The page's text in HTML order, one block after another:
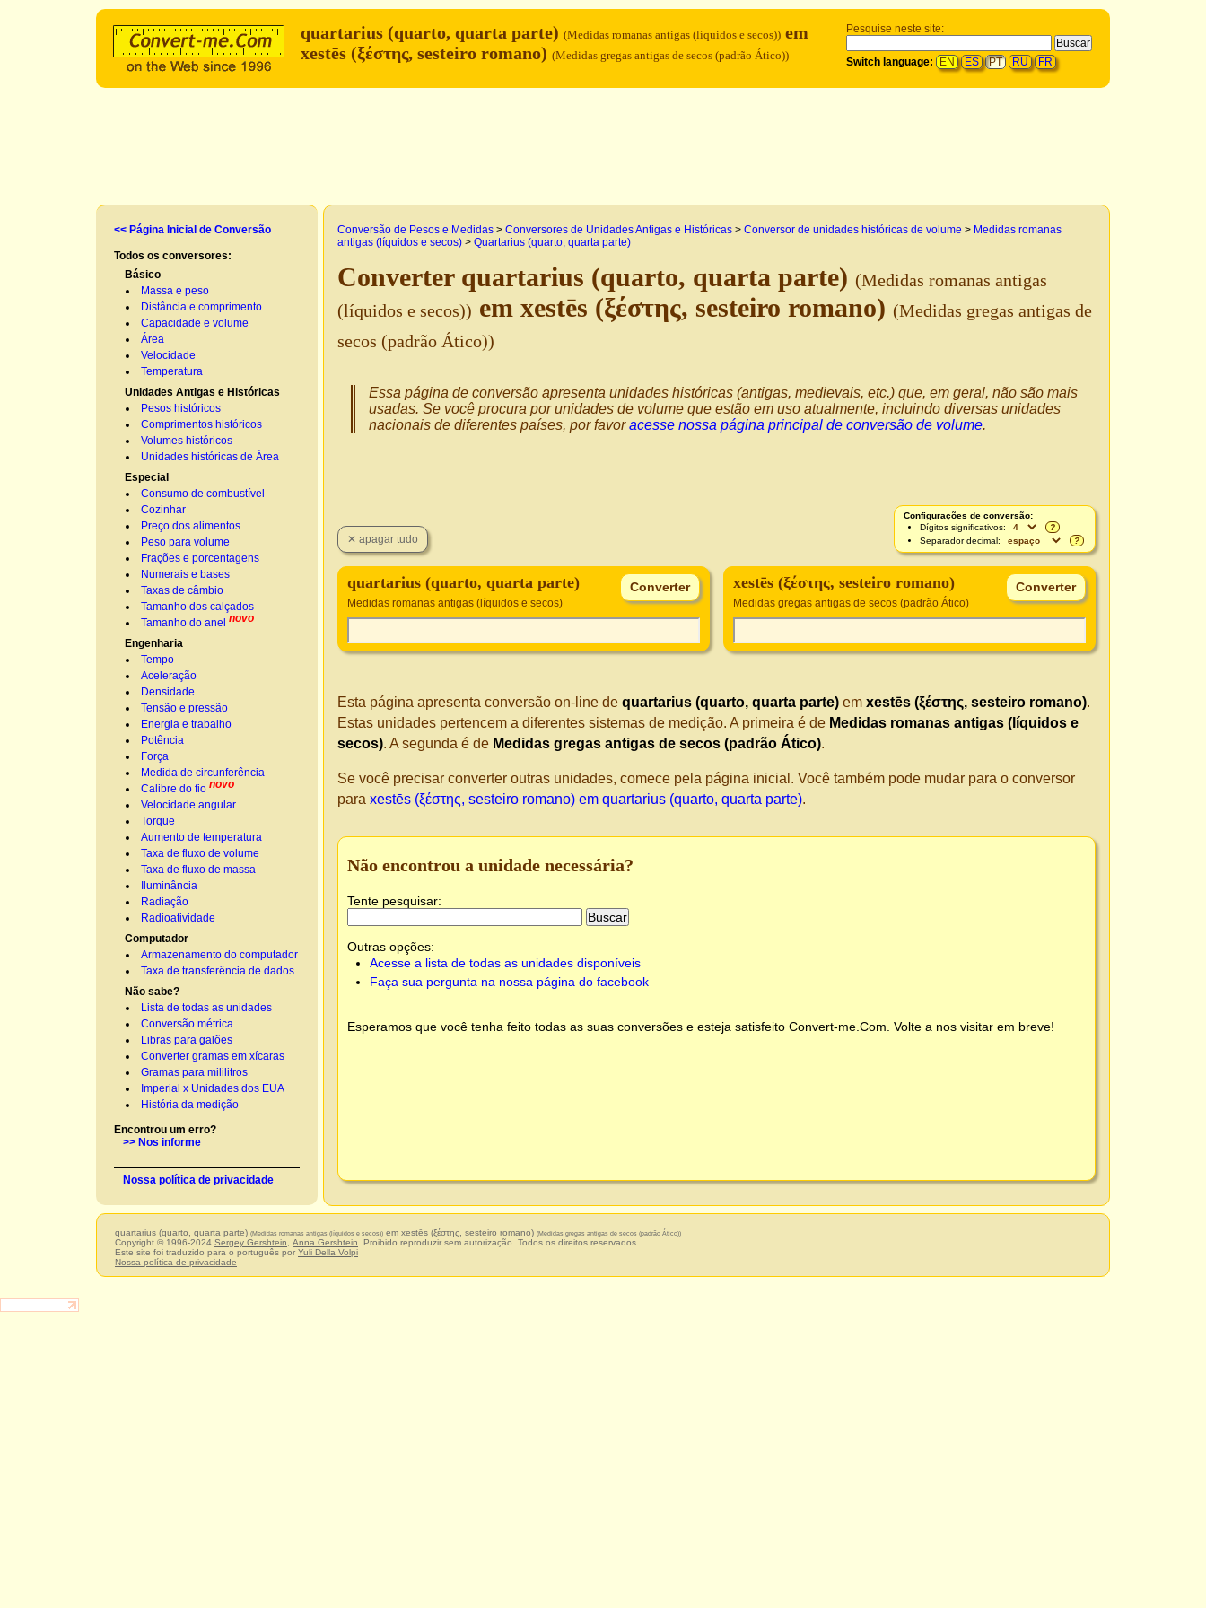
Pesquise neste site:
Switch language: EN ES PT RU FR
quartarius (quarto, quarta parte) (Medidas romanas antigas (líquidos e secos)) em
xestēs (ξέστης, sesteiro romano) (Medidas gregas antigas de secos (padrão Ático))
<< Página Inicial de Conversão
Todos os conversores:
Básico
Massa e peso
Distância e comprimento
Capacidade e volume
Área
Velocidade
Temperatura
Unidades Antigas e Históricas
Pesos históricos
Comprimentos históricos
Volumes históricos
Unidades históricas de Área
Especial
Consumo de combustível
Cozinhar
Preço dos alimentos
Peso para volume
Frações e porcentagens
Numerais e bases
Taxas de câmbio
Tamanho dos calçados
Tamanho do anel novo
Engenharia
Tempo
Aceleração
Densidade
Tensão e pressão
Energia e trabalho
Potência
Força
Medida de circunferência
Calibre do fio novo
Velocidade angular
Torque
Aumento de temperatura
Taxa de fluxo de volume
Taxa de fluxo de massa
Iluminância
Radiação
Radioatividade
Computador
Armazenamento do computador
Taxa de transferência de dados
Não sabe?
Lista de todas as unidades
Conversão métrica
Libras para galões
Converter gramas em xícaras
Gramas para mililitros
Imperial x Unidades dos EUA
História da medição
Encontrou um erro?
>> Nos informe
Nossa política de privacidade
Conversão de Pesos e Medidas > Conversores de Unidades Antigas e Históricas > Conversor de unidades históricas de volume > Medidas romanas
antigas (líquidos e secos) > Quartarius (quarto, quarta parte)
Converter quartarius (quarto, quarta parte) (Medidas romanas antigas
(líquidos e secos)) em xestēs (ξέστης, sesteiro romano) (Medidas gregas antigas de
secos (padrão Ático))
Essa página de conversão apresenta unidades históricas (antigas, medievais, etc.) que, em geral, não são mais
usadas. Se você procura por unidades de volume que estão em uso atualmente, incluindo diversas unidades
nacionais de diferentes países, por favoracesse nossa página principal de conversão de volume.
Configurações de conversão:
Dígitos significativos:
?
Separador decimal:
?
quartarius (quarto, quarta parte)
Medidas romanas antigas (líquidos e secos)
xestēs (ξέστης, sesteiro romano)
Medidas gregas antigas de secos (padrão Ático)
Esta página apresenta conversão on-line de quartarius (quarto, quarta parte) em xestēs (ξέστης, sesteiro romano).
Estas unidades pertencem a diferentes sistemas de medição. A primeira é de Medidas romanas antigas (líquidos e
secos). A segunda é de Medidas gregas antigas de secos (padrão Ático).
Se você precisar converter outras unidades, comece pela página inicial. Você também pode mudar para o conversor
para xestēs (ξέστης, sesteiro romano) em quartarius (quarto, quarta parte).
Não encontrou a unidade necessária?
Tente pesquisar:
Outras opções:
Acesse a lista de todas as unidades disponíveis
Faça sua pergunta na nossa página do facebook
Esperamos que você tenha feito todas as suas conversões e esteja satisfeito Convert-me.Com . Volte a nos visitar em breve!
quartarius (quarto, quarta parte) (Medidas romanas antigas (líquidos e secos)) em xestēs (ξέστης, sesteiro romano) (Medidas gregas antigas de secos (padrão Ático))
Copyright © 1996-2024 Sergey Gershtein Anna Gershtein . Proibido reproduzir sem autorização. Todos os direitos reservados.
Este site foi traduzido para o português por Yuli Della Volpi
Nossa política de privacidade